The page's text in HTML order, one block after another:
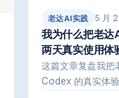
老达AI实践 5 月
我为什么把老
两天真实使用体
这篇文章复盘我
Codex 的真实体